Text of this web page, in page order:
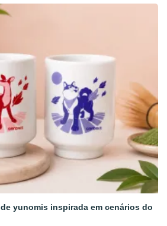
yunomis inspirada em cenários do